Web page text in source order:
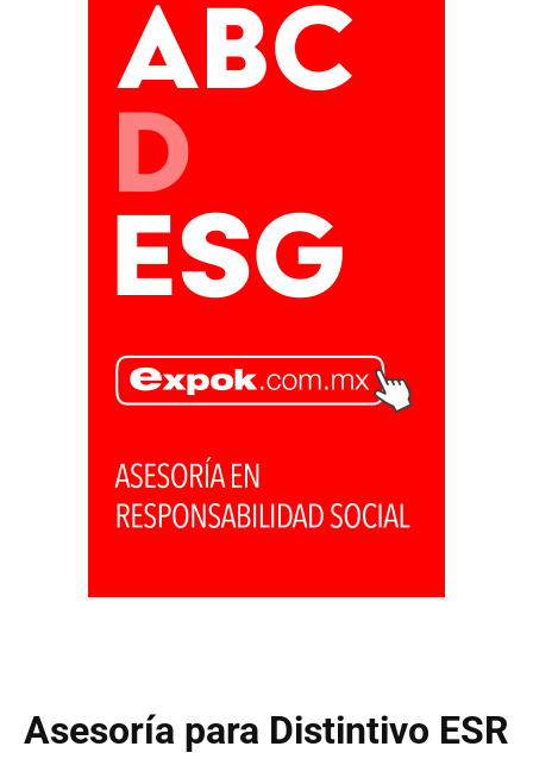
Asesoría para Distintivo ESR